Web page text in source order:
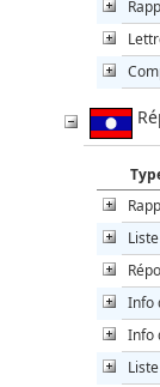
Info
Info